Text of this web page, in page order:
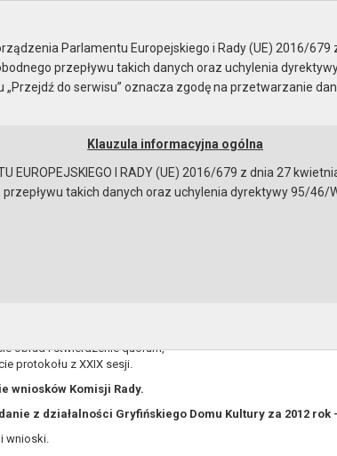
Instrukcja korzystania Dostępność
obrad i stwierdzenie quorum,
protokołu z XXIX sesji.
wniosków Komisji Rady.
z działalności Gryfińskiego Domu Kultury za 2012 rok
wnioski.
Parlamentu Europejskiego i Rady (UE) 2016/
przepływu takich danych oraz uchylenia
do serwisu” oznacza zgodę na przetwarzanie
Klauzula informacyjna ogólna
EUROPEJSKIEGO I RADY (UE) 2016/679 z dnia 27
takich danych oraz uchylenia dyrektywy 95/46/
przepisami prawa w celu:
a w szczególności ustawy z dnia 8 marca 1990 r. o
a także obowiązków i zadań zleconych przez instytucje